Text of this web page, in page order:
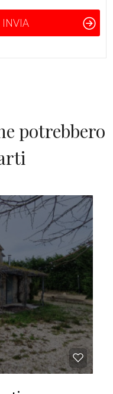
INVIA
potrebbero